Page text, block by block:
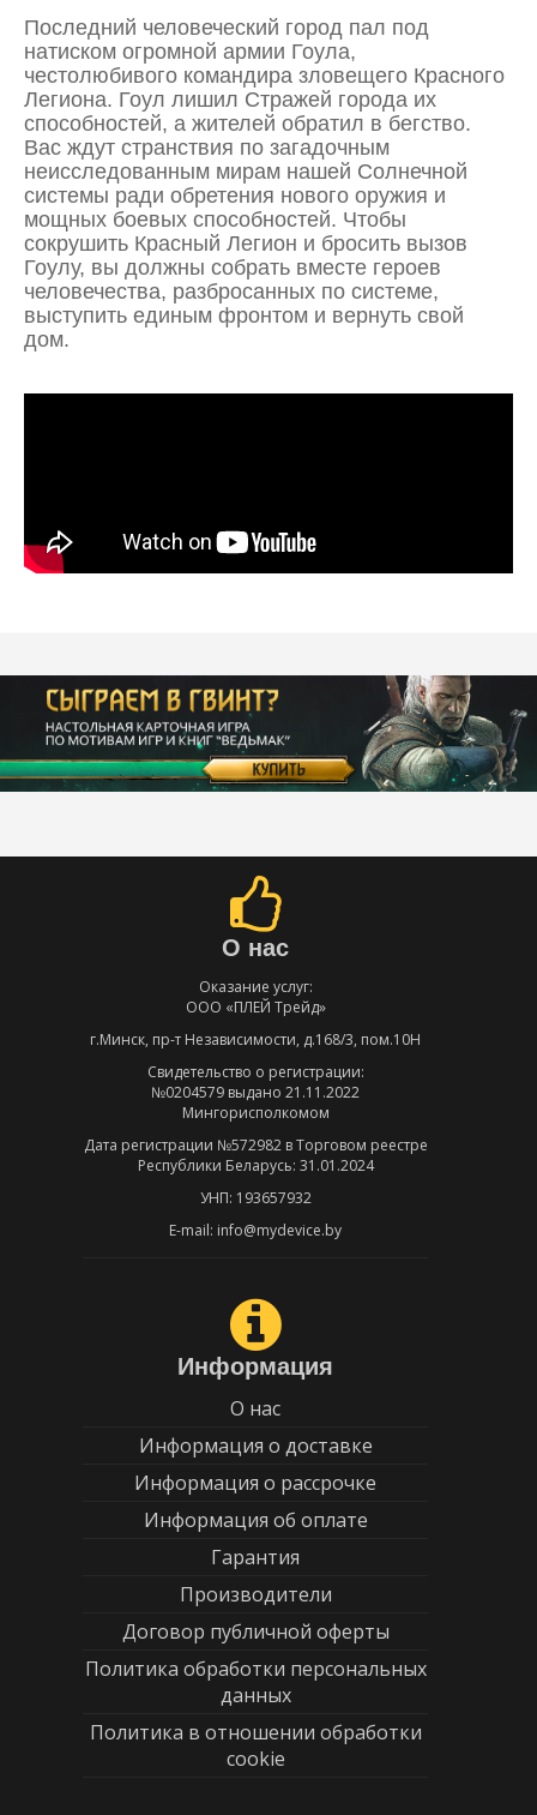
Последний человеческий город пал под
натиском огромной армии Гоула,
честолюбивого командира зловещего Красного
Легиона. Гоул лишил Стражей города их
способностей, а жителей обратил в бегство.
Вас ждут странствия по загадочным
неисследованным мирам нашей Солнечной
системы ради обретения нового оружия и
мощных боевых способностей. Чтобы
сокрушить Красный Легион и бросить вызов
Гоулу, вы должны собрать вместе героев
человечества, разбросанных по системе,
выступить единым фронтом и вернуть свой
дом.
О нас
Оказание услуг:
ООО «ПЛЕЙ Трейд»
г.Минск, пр-т Независимости, д.168/3, пом.10Н
Свидетельство о регистрации:
№0204579 выдано 21.11.2022
Мингорисполкомом
Дата регистрации №572982 в Торговом реестре
Республики Беларусь: 31.01.2024
УНП: 193657932
E-mail: info@mydevice.by
Информация
О нас
Информация о доставке
Информация о рассрочке
Информация об оплате
Гарантия
Производители
Договор публичной оферты
Политика обработки персональных
данных
Политика в отношении обработки
cookie